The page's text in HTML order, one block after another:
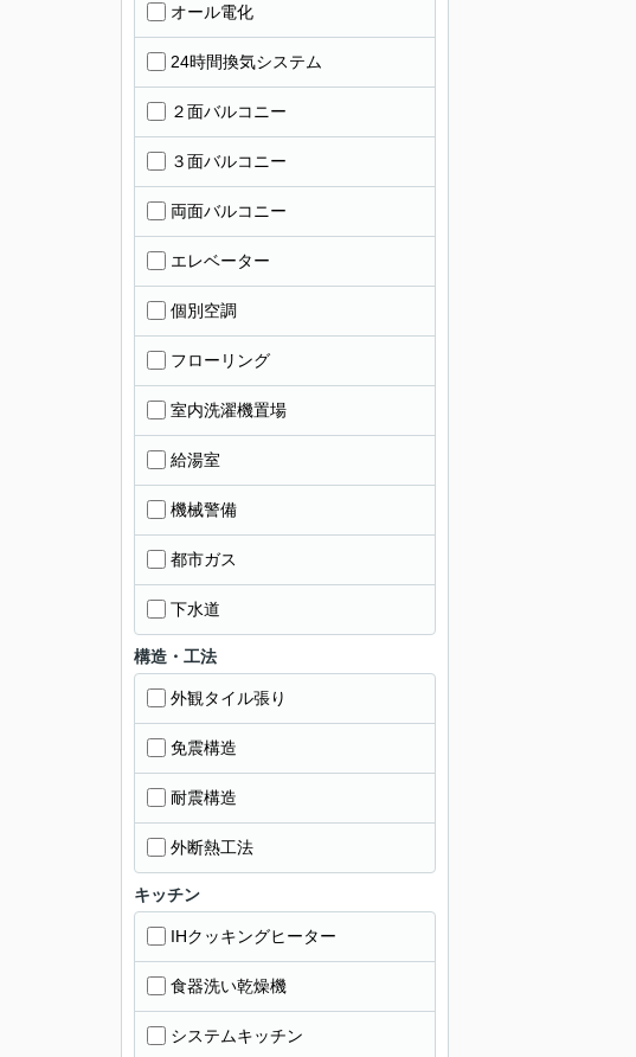
オール電化
24時間換気システム
２面バルコニー
３面バルコニー
両面バルコニー
エレベーター
個別空調
フローリング
室内洗濯機置場
給湯室
機械警備
都市ガス
下水道
構造・工法
外観タイル張り
免震構造
耐震構造
外断熱工法
キッチン
IHクッキングヒーター
食器洗い乾燥機
システムキッチン